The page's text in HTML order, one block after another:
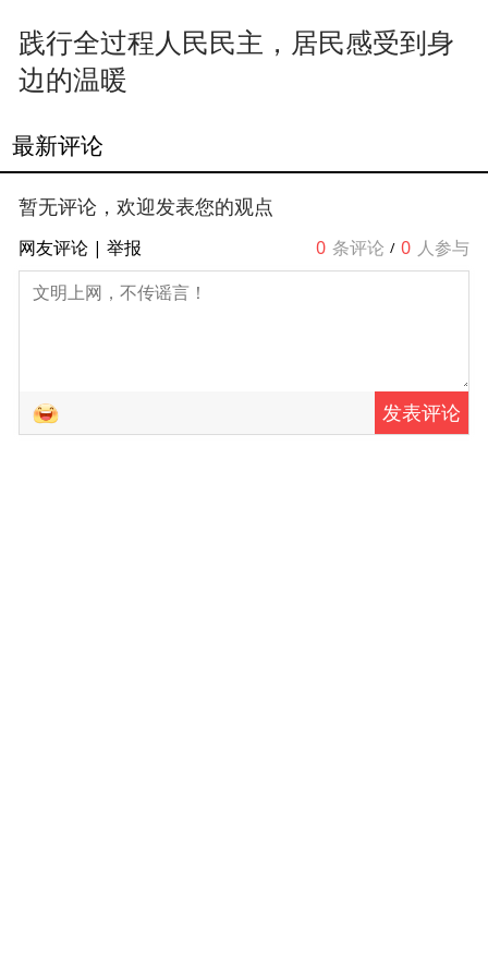
践行全过程人民民主，居民感受到身
边的温暖
最新评论
暂无评论，欢迎发表您的观点
网友评论 |举报 0 条评论 / 0 人参与
发表评论